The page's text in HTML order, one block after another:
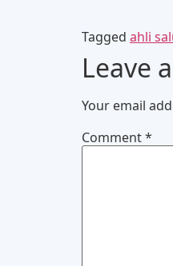
Tagged ahli
Leave
Your email
Comment*